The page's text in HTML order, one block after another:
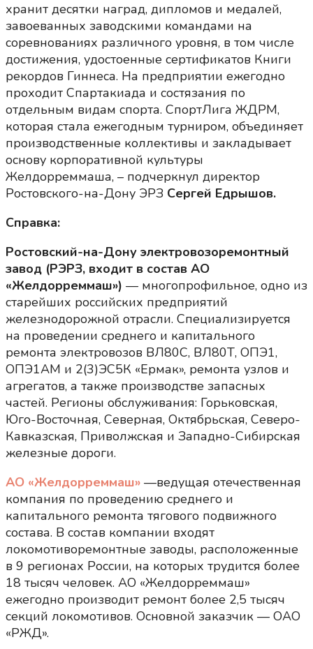
хранит десятки наград, дипломов и медалей,
завоеванных заводскими командами на
соревнованиях различного уровня, в том числе
достижения, удостоенные сертификатов Книги
рекордов Гиннеса. На предприятии ежегодно
проходит Спартакиада и состязания по
отдельным видам спорта. СпортЛига ЖДРМ,
которая стала ежегодным турниром, объединяет
производственные коллективы и закладывает
основу корпоративной культуры
Желдорреммаша, – подчеркнул директор
Ростовского-на-Дону ЭРЗ Сергей Едрышов.
Справка:
Ростовский-на-Дону электровозоремонтный
завод (РЭРЗ, входит в состав АО
«Желдорреммаш») — многопрофильное, одно из
старейших российских предприятий
железнодорожной отрасли. Специализируется
на проведении среднего и капитального
ремонта электровозов ВЛ80С, ВЛ80Т, ОПЭ1,
ОПЭ1АМ и 2(3)ЭС5К «Ермак», ремонта узлов и
агрегатов, а также производстве запасных
частей. Регионы обслуживания: Горьковская,
Юго-Восточная, Северная, Октябрьская, Северо-
Кавказская, Приволжская и Западно-Сибирская
железные дороги.
АО «Желдорреммаш» —ведущая отечественная
компания по проведению среднего и
капитального ремонта тягового подвижного
состава. В состав компании входят
локомотиворемонтные заводы, расположенные
в 9 регионах России, на которых трудится более
18 тысяч человек. АО «Желдорреммаш»
ежегодно производит ремонт более 2,5 тысяч
секций локомотивов. Основной заказчик — ОАО
«РЖД».